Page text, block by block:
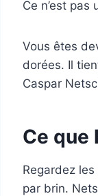
Ce n’est pas
Vous êtes
dorées. Il
Caspar
Ce que
Regardez
par brin.